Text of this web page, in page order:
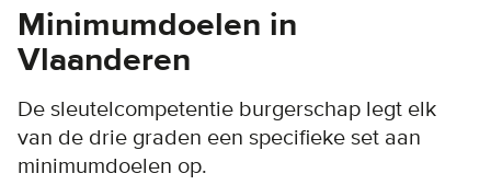
Minimumdoelen in
Vlaanderen
De sleutelcompetentie burgerschap legt elk
van de drie graden een specifieke set aan
minimumdoelen op.